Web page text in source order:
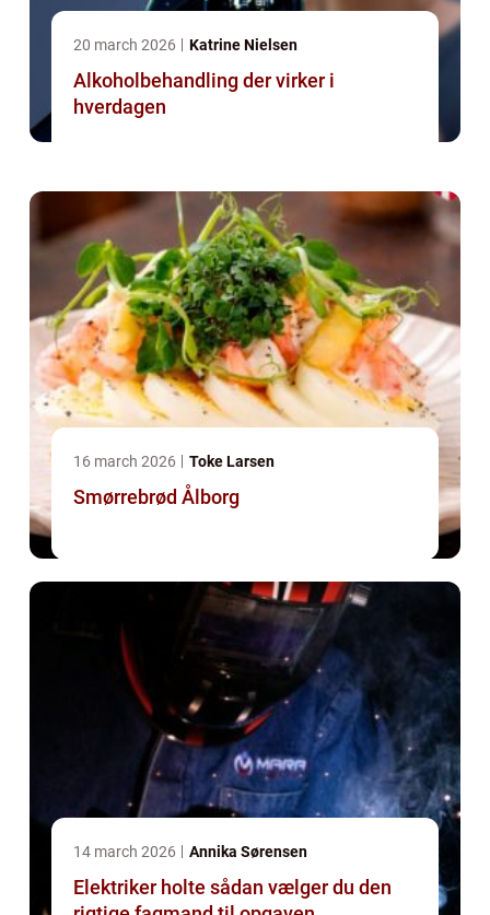
20 march 2026 Katrine Nielsen
Alkoholbehandling der virker i
hverdagen
16 march 2026 Toke Larsen
Smørrebrød Ålborg
14 march 2026 Annika Sørensen
Elektriker holte sådan vælger du den